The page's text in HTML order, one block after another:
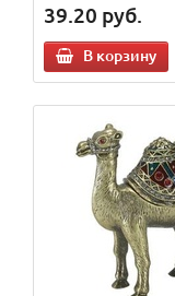
39.20 руб.
В корзину